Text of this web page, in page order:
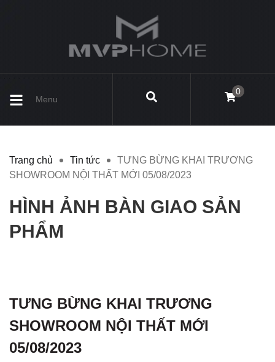
Menu
0
Trang chủ Tin tức
TƯNG BỪNG KHAI TRƯƠNG
SHOWROOM NỘI THẤT MỚI 05/08/2023
HÌNH ẢNH BÀN GIAO SẢN
PHẨM
TƯNG BỪNG KHAI TRƯƠNG
SHOWROOM NỘI THẤT MỚI
05/08/2023